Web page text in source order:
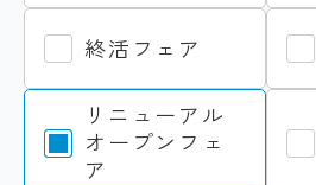
終活フェア
リニューアル
オープンフェ
ア